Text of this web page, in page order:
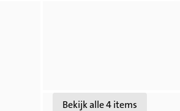
BekijkBekijk alle 4 items